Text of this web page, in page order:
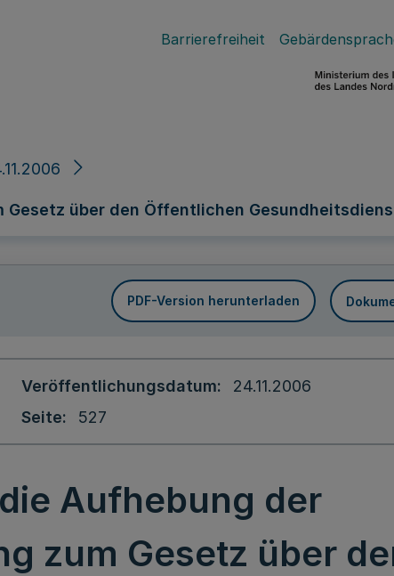
Barrierefreiheit
über den Öffentlichen
PDF-Version herunterladen
Veröffentlichungsdatum
24.11.2006
Seite
527
Aufhebung der
zum Gesetz über